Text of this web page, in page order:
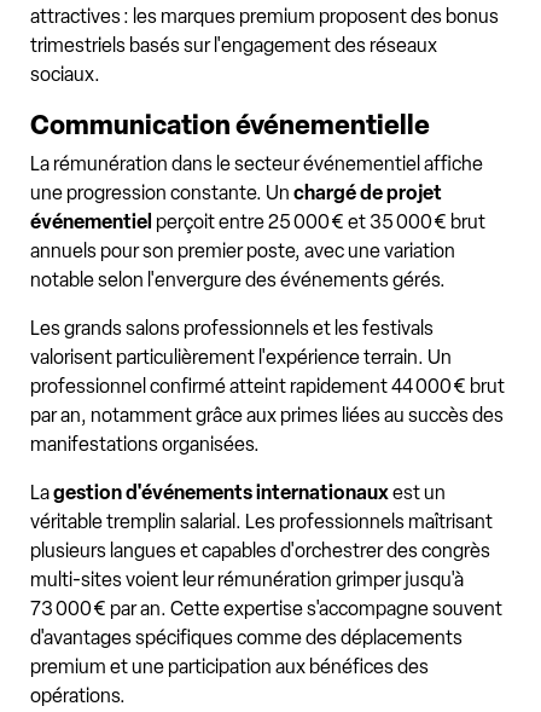
attractives : les marques premium proposent des bonus
trimestriels basés sur l'engagement des réseaux
sociaux.
Communication événementielle
La rémunération dans le secteur événementiel affiche
une progression constante. Un chargé de projet
événementiel perçoit entre 25 000 € et 35 000 € brut
annuels pour son premier poste, avec une variation
notable selon l'envergure des événements gérés.
Les grands salons professionnels et les festivals
valorisent particulièrement l'expérience terrain. Un
professionnel confirmé atteint rapidement 44 000 € brut
par an, notamment grâce aux primes liées au succès des
manifestations organisées.
Lagestion d'événements internationauxest un
véritable tremplin salarial. Les professionnels maîtrisant
plusieurs langues et capables d'orchestrer des congrès
multi-sites voient leur rémunération grimper jusqu'à
73 000 € par an. Cette expertise s'accompagne souvent
d'avantages spécifiques comme des déplacements
premium et une participation aux bénéfices des
opérations.